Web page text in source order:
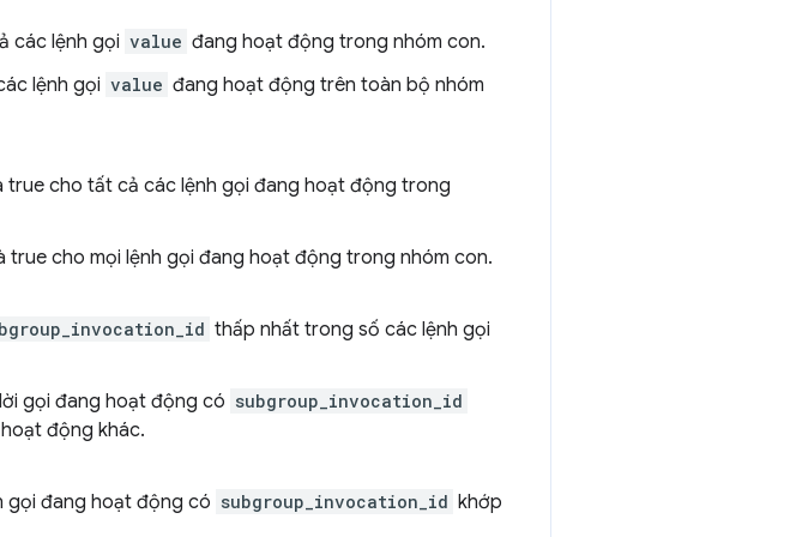
các lệnh gọi value đang hoạt động trong nhóm con.
lệnh gọi value đang hoạt động trên toàn bộ nhóm
true cho tất cả các lệnh gọi đang hoạt động trong
true cho mọi lệnh gọi đang hoạt động trong nhóm con.
thấp nhất trong số các lệnh gọi
gọi đang hoạt động có subgroup_invocation_id
động khác.
gọi đang hoạt động có subgroup_invocation_id khớp